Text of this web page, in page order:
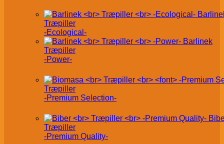
Træpiller
-Ecological-
Barlinek
Træpiller
-Power-
Træpiller
-Premium Selection-
Træpiller
-Premium Quality-